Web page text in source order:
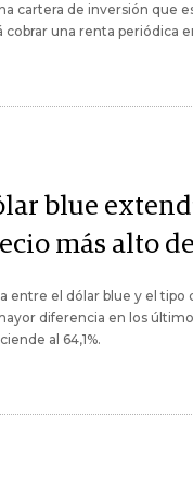
cartera de inversión que
cobrar una renta periódica
blue
más alto
entre el dólar blue y el tipo
diferencia en los
al 64,1%.